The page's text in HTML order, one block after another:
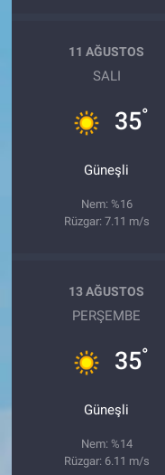
11 AĞUSTOS
SALI
35°
Güneşli
Nem: %16
Rüzgar: 7.11 m/s
13 AĞUSTOS
PERŞEMBE
35°
Güneşli
Nem: %14
Rüzgar: 6.11 m/s